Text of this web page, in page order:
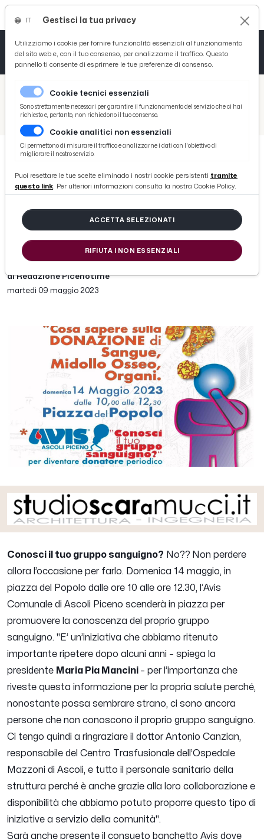
/ Picenotime
/ Salute
Ascoli Piceno, 'Conosci il tuo gruppo sanguigno?': questa l'iniziativa gratuita Avis programmata in piazza del Popolo
Ascoli Piceno, 'Conosci il tuo
gruppo sanguigno?': questa
l'iniziativa gratuita Avis
programmata in piazza del Popolo
di Redazione Picenotime
martedì 09 maggio 2023
Conosci il tuo gruppo sanguigno? No?? Non perdere
allora l’occasione per farlo. Domenica 14 maggio, in
piazza del Popolo dalle ore 10 alle ore 12.30, l’Avis
Comunale di Ascoli Piceno scenderà in piazza per
promuovere la conoscenza del proprio gruppo
sanguigno. ''E’ un’iniziativa che abbiamo ritenuto
importante ripetere dopo alcuni anni – spiega la
presidente Maria Pia Mancini – per l’importanza che
riveste questa informazione per la propria salute perché,
nonostante possa sembrare strano, ci sono ancora
persone che non conoscono il proprio gruppo sanguigno.
Ci tengo quindi a ringraziare il dottor Antonio Canzian,
responsabile del Centro Trasfusionale dell’Ospedale
Mazzoni di Ascoli, e tutto il personale sanitario della
struttura perché è anche grazie alla loro collaborazione e
disponibilità che abbiamo potuto proporre questo tipo di
iniziative a servizio della comunità''.
Sarà anche presente il consueto banchetto Avis dove
Gestisci la tua privacy
Utilizziamo i cookie per fornire funzionalità essenziali al funzionamento
del sito web e, con il tuo consenso, per analizzarne il traffico. Questo
pannello ti consente di esprimere le tue preferenze di consenso.
Cookie tecnici essenziali
Sono strettamente necessari per garantire il funzionamento del servizio che ci hai
richiesto e, pertanto, non richiedono il tuo consenso.
Cookie analitici non essenziali
Ci permettono di misurare il traffico e analizzarne i dati con l'obiettivo di
migliorare il nostro servizio.
Puoi resettare le tue scelte eliminado i nostri cookie persistenti tramite
questo link. Per ulteriori informazioni consulta la nostra Cookie Policy.
ACCETTA SELEZIONATI
RIFIUTA I NON ESSENZIALI
Tutto News
Tutto Sport
Basket
Ciclismo
Tutto Curiosità